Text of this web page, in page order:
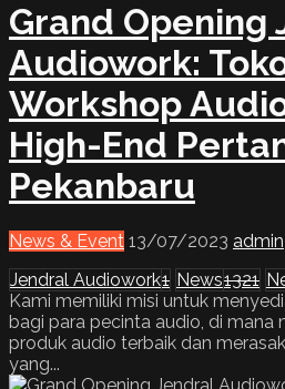
Grand Opening
Audiowork:
Workshop
High-End
Pekanbaru
News & Event 13/07/2023 admin
Jendral Audiowork1 News1321
Kami memiliki misi untuk
bagi para pecinta audio, di mana
produk audio terbaik dan
yang...